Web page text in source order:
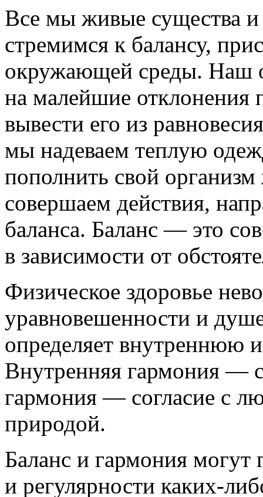
Все мы живые существа
стремимся к балансу,
окружающей среды. Наш
на малейшие отклонения
вывести его из
мы надеваем теплую
пополнить свой
совершаем действия,
баланса. Баланс — это
в зависимости от
Физическое здоровье
уравновешенности и
определяет
Внутренняя гармония —
гармония — согласие с
природой.
Баланс и гармония могут
и регулярности каких-